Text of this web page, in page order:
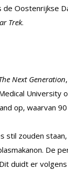
de Oostenrijkse
Trek.
Next Generation,
University
op, waarvan
stil zouden
De
duidt er